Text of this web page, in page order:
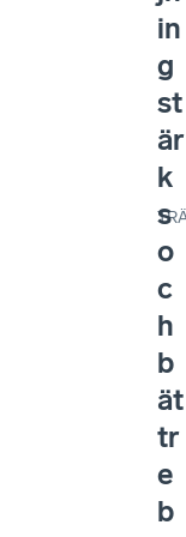
in
g
st
är
k
s
o
c
h
b
ät
tr
e
b